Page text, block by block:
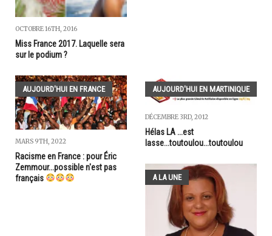
OCTOBRE 16TH, 2016
Miss France 2017. Laquelle sera
sur le podium ?
AUJOURD'HUI EN FRANCE
MARS 9TH, 2022
Racisme en France : pour Éric
Zemmour...possible n'est pas
français
AUJOURD'HUI EN MARTINIQUE
DÉCEMBRE 3RD, 2012
Hélas LA ...est
lasse...toutoulou...toutoulou
A LA UNE